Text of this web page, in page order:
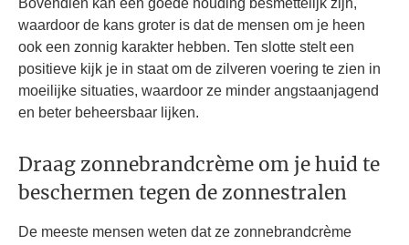
Bovendien kan een goede houding besmettelijk zijn,
waardoor de kans groter is dat de mensen om je heen
ook een zonnig karakter hebben. Ten slotte stelt een
positieve kijk je in staat om de zilveren voering te zien in
moeilijke situaties, waardoor ze minder angstaanjagend
en beter beheersbaar lijken.
Draag zonnebrandcrème om je huid te
beschermen tegen de zonnestralen
De meeste mensen weten dat ze zonnebrandcrème